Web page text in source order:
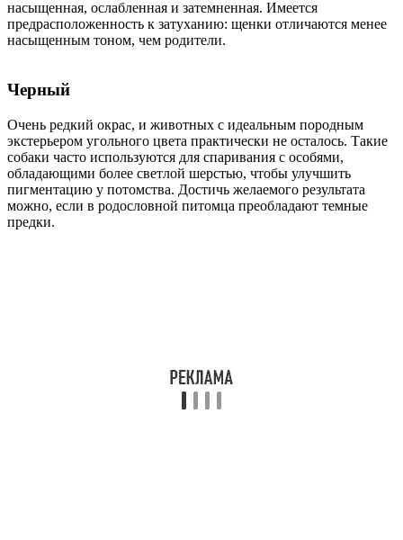
насыщенная, ослабленная и затемненная. Имеется
предрасположенность к затуханию: щенки отличаются менее
насыщенным тоном, чем родители.
Черный
Очень редкий окрас, и животных с идеальным породным
экстерьером угольного цвета практически не осталось. Такие
собаки часто используются для спаривания с особями,
обладающими более светлой шерстью, чтобы улучшить
пигментацию у потомства. Достичь желаемого результата
можно, если в родословной питомца преобладают темные
предки.